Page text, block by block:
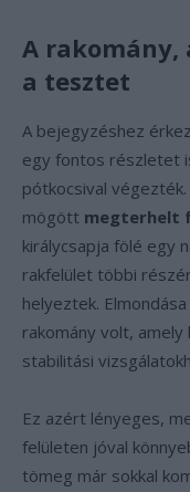
A
a tesztet
A bejegyzéshez
egy fontos részletet
pótkocsival
mögött megterhelt
királycsapja fölé egy
rakfelület többi
helyeztek.
rakomány volt,
stabilitási
Ez azért lényeges,
felületen jóval
tömeg már sokkal